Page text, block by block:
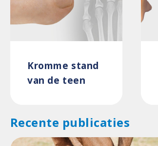
Kromme stand
van de teen
Recente publicaties